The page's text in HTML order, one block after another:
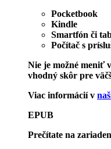
Pocketbook
Kindle
Smartfón či
Počítač s
Nie je možné meniť
vhodný skôr pre
Viac informácií v
EPUB
Prečítate na